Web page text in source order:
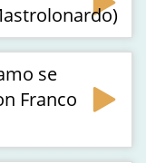
se
Franco